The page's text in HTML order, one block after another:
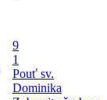
9
1
Pouť sv.
Dominika